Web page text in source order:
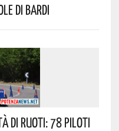
Di Bardi
Di Ruoti: 78 Piloti